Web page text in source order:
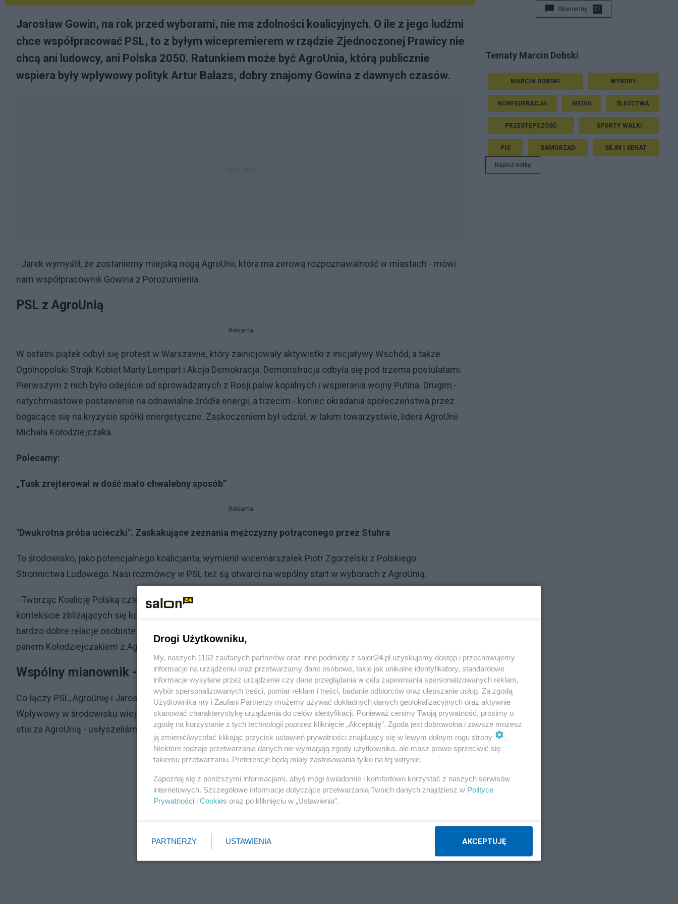
Jarosław Gowin, na rok przed wyborami, nie ma zdolności koalicyjnych. O ile z jego ludźmi
chce współpracować PSL, to z byłym wicepremierem w rządzie Zjednoczonej Prawicy nie
chcą ani ludowcy, ani Polska 2050. Ratunkiem może być AgroUnia, którą publicznie
wspiera były wpływowy polityk Artur Balazs, dobry znajomy Gowina z dawnych czasów.
- Jarek wymyślił, że zostaniemy miejską nogą AgroUnii, która ma zerową rozpoznawalność w miastach - mówi
nam współpracownik Gowina z Porozumienia.
PSL z AgroUnią
Reklama
W ostatni piątek odbył się protest w Warszawie, który zainicjowały aktywistki z inicjatywy Wschód, a także
Ogólnopolski Strajk Kobiet Marty Lempart i Akcja Demokracja. Demonstracja odbyła się pod trzema postulatami.
Pierwszym z nich było odejście od sprowadzanych z Rosji paliw kopalnych i wspierania wojny Putina. Drugim -
natychmiastowe postawienie na odnawialne źródła energii, a trzecim - koniec okradania społeczeństwa przez
bogacące się na kryzysie spółki energetyczne. Zaskoczeniem był udział, w takim towarzystwie, lidera AgroUnii
Michała Kołodziejczaka.
Polecamy:
„Tusk zrejterował w dość mało chwalebny sposób”
Reklama
"Dwukrotna próba ucieczki". Zaskakujące zeznania mężczyzny potrąconego przez Stuhra
To środowisko, jako potencjalnego koalicjanta, wymienił wicemarszałek Piotr Zgorzelski z Polskiego
Stronnictwa Ludowego. Nasi rozmówcy w PSL też są otwarci na wspólny start w wyborach z AgroUnią.
- Tworząc Koalicję Polską cztery lata temu wiedzieliśmy, że ten projekt trzeba odbudowywać i rozbudowywać w
kontekście zbliżających się kolejnych wyborów. Dlatego rozmawiamy także z Szymonem Hołownią. I tutaj są
bardzo dobre relacje osobiste lidera jednego i drugiego ugrupowania. Jest też dobra współpraca chociażby z
panem Kołodziejczakiem z AgroUnii - powiedział w Polskim Radiu Zgorzelski.
Wspólny mianownik - Artur Balazs
Co łączy PSL, AgroUnię i Jarosława Gowina? Postać Artur Balazsa, byłego posła i senatora, ministra rolnictwa.
Wpływowy w środowisku wiejskim działacz od jakiegoś czasu mocno wspiera Kołodziejczaka. - Mówi się, że
stoi za AgroUnią - usłyszeliśmy od trzech wpływowych rolników, którzy są zaangażowani w politykę.
Skomentuj 27
Tematy Marcin Dobski
MARCIN DOBSKI WYBORY
KONFEDERACJA MEDIA ŚLEDZTWA
PRZESTĘPCZOŚĆ SPORTY WALKI
PIS SAMORZĄD SEJM I SENAT
Napisz notkę
Drogi Użytkowniku,
My, naszych 1162 zaufanych partnerów oraz inne podmioty z salon24.pl uzyskujemy dostęp i przechowujemy
informacje na urządzeniu oraz przetwarzamy dane osobowe, takie jak unikalne identyfikatory, standardowe
informacje wysyłane przez urządzenie czy dane przeglądania w celu zapewniania spersonalizowanych reklam,
wybór spersonalizowanych treści, pomiar reklam i treści, badanie odbiorców oraz ulepszanie usług. Za zgodą
Użytkownika my i Zaufani Partnerzy możemy używać dokładnych danych geolokalizacyjnych oraz aktywnie
skanować charakterystykę urządzenia do celów identyfikacji. Ponieważ cenimy Twoją prywatność, prosimy o
zgodę na korzystanie z tych technologii poprzez kliknięcie „Akceptuję”. Zgoda jest dobrowolna i zawsze możesz
ją zmienić/wycofać klikając przycisk ustawień prywatności znajdujący się w lewym dolnym rogu strony
.
Niektóre rodzaje przetwarzania danych nie wymagają zgody użytkownika, ale masz prawo sprzeciwić się
takiemu przetwarzaniu. Preferencje będą miały zastosowania tylko na tej witrynie.
Zapoznaj się z poniższymi informacjami, abyś mógł świadomie i komfortowo korzystać z naszych serwisów
internetowych. Szczegółowe informacje dotyczące przetwarzania Twoich danych znajdziesz w Polityce
Prywatności i Cookies oraz po kliknięciu w „Ustawienia”.
PARTNERZY USTAWIENIA AKCEPTUJĘ